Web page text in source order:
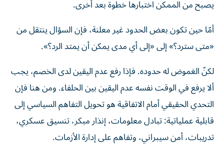
يصبح من الممكن اختبارها خطوة بعد أخرى.
أمّا حين تكون بعض الحدود غير معلنة، فإن السؤال ينتقل من
«متى سترد؟» إلى «إلى أي مدى يمكن أن يمتد الرد؟».
لكنّ الغموض له حدوده. فإذا رفع عدم اليقين لدى الخصم، يجب
ألا يرفع في الوقت نفسه عدم اليقين بين الحلفاء. ومن هنا فإن
التحدي الحقيقي أمام الاتفاقية هو تحويل التفاهم السياسي إلى
قابلية عملياتية: تبادل معلومات، إنذار مبكر، تنسيق عسكري،
تدريبات، أمن سيبراني، وتفاهم على إدارة الأزمات.